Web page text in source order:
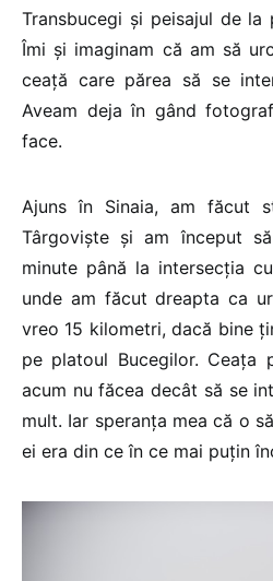
Transbucegi și peisajul de la
Îmi și imaginam că am să
ceață care părea să se
Aveam deja în gând
face.
Ajuns în Sinaia, am făcut
Târgoviște și am început
minute până la intersecția
unde am făcut dreapta ca
vreo 15 kilometri, dacă bine
pe platoul Bucegilor. Ceața
acum nu făcea decât să se
mult. Iar speranța mea că o
ei era din ce în ce mai puțin